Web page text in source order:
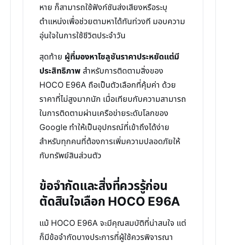
หาย ก็สามารถใช้ฟังก์ชันส่งเสียงหรือระบุ
ตำแหน่งเพื่อช่วยตามหาได้ทันท่วงที มอบความ
อุ่นใจในการใช้ชีวิตประจำวัน
สุดท้าย ผู้ที่มองหาโซลูชันราคาประหยัดแต่มี
ประสิทธิภาพ สำหรับการติดตามสิ่งของ
HOCO E96A ถือเป็นตัวเลือกที่คุ้มค่า ด้วย
ราคาที่ไม่สูงมากนัก เมื่อเทียบกับความสามารถ
ในการติดตามผ่านเครือข่ายระดับโลกของ
Google ทำให้เป็นอุปกรณ์ที่เข้าถึงได้ง่าย
สำหรับทุกคนที่ต้องการเพิ่มความปลอดภัยให้
กับทรัพย์สินส่วนตัว
ข้อจำกัดและสิ่งที่ควรรู้ก่อน
ตัดสินใจเลือก HOCO E96A
แม้ HOCO E96A จะมีคุณสมบัติที่น่าสนใจ แต่
ก็มีข้อจำกัดบางประการที่ผู้ใช้ควรพิจารณา